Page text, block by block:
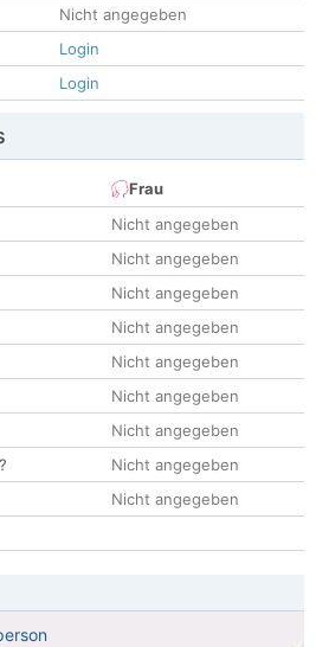
Nicht angegeben
Login
Login
Frau
Nicht angegeben
Nicht angegeben
Nicht angegeben
Nicht angegeben
Nicht angegeben
Nicht angegeben
Nicht angegeben
Nicht angegeben
Nicht angegeben